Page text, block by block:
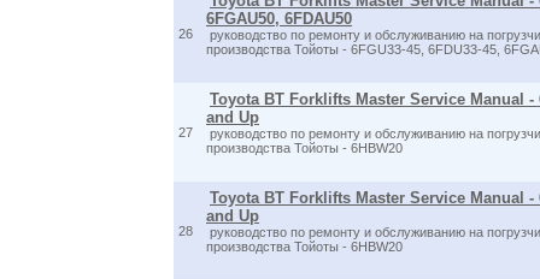
26
6FGAU50, 6FDAU50
руководство по ремонту и обслуживанию на
производства Тойоты - 6FGU33-45, 6FDU33-45,
27
Toyota BT Forklifts Master Service Manual -
and Up
руководство по ремонту и обслуживанию на
производства Тойоты - 6HBW20
28
Toyota BT Forklifts Master Service Manual -
and Up
руководство по ремонту и обслуживанию на
производства Тойоты - 6HBW20